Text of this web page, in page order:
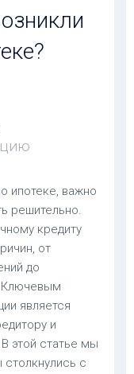
ипотеке, важно
решительно.
кредиту
от
до
Ключевым
является
и
этой статье мы
с